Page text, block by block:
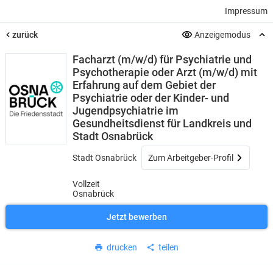
Impressum
zurück Anzeigemodus
Facharzt (m/w/d) für Psychiatrie und
Psychotherapie oder Arzt (m/w/d) mit
Erfahrung auf dem Gebiet der
Psychiatrie oder der Kinder- und
Jugendpsychiatrie im
Gesundheitsdienst für Landkreis und
Stadt Osnabrück
Stadt Osnabrück Zum Arbeitgeber-Profil
Vollzeit
Osnabrück
Jetzt bewerben
drucken teilen